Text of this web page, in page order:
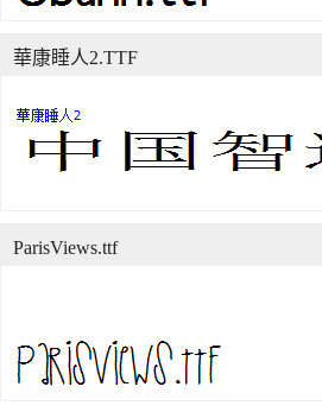
華康睡人2.TTF
ParisViews.ttf